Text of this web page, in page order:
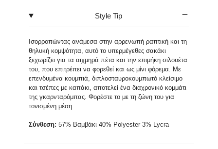
Style Tip
Ισορροπώντας ανάμεσα στην αρρενωπή ραπτική και τη
θηλυκή κομψότητα, αυτό το υπερμέγεθες σακάκι
ξεχωρίζει για τα αιχμηρά πέτα και την επιμήκη σιλουέτα
του, που επιτρέπει να φορεθεί και ως μίνι φόρεμα. Με
επενδυμένα κουμπιά, διπλοσταυροκουμπωτό κλείσιμο
και τσέπες με καπάκι, αποτελεί ένα διαχρονικό κομμάτι
της γκαρνταρόμπας. Φορέστε το με τη ζώνη του για
τονισμένη μέση.
Σύνθεση: 57% Βαμβάκι 40% Polyester 3% Lycra